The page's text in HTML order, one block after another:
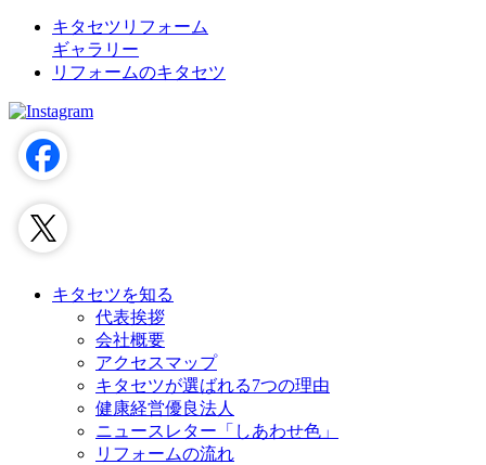
キタセツリフォーム
ギャラリー
リフォームのキタセツ
キタセツを知る
代表挨拶
会社概要
アクセスマップ
キタセツが選ばれる7つの理由
健康経営優良法人
ニュースレター「しあわせ色」
リフォームの流れ